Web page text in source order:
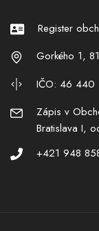
Register
Gorkého 1,
IČO: 46 440
Zápis v
Bratislava I,
+421 948